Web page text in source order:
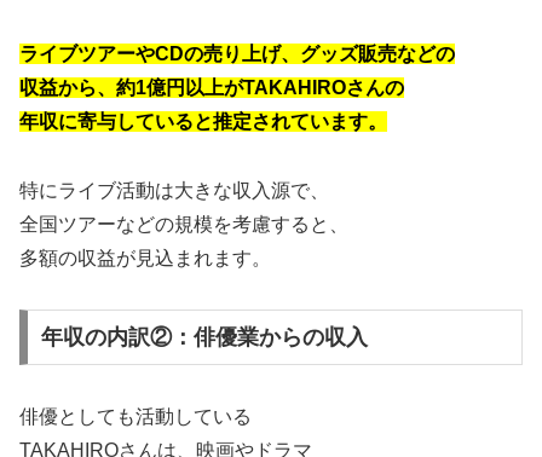
ライブツアーやCDの売り上げ、 グッズ販売などの
収益から、 約1億円以上がTAKAHIROさんの
年収に寄与していると推定されています。
特にライブ活動は大きな収入源で、
全国ツアーなどの規模を考慮すると、
多額の収益が見込まれます。
年収の内訳②：俳優業からの収入
俳優としても活動している
TAKAHIROさんは、映画やドラマ